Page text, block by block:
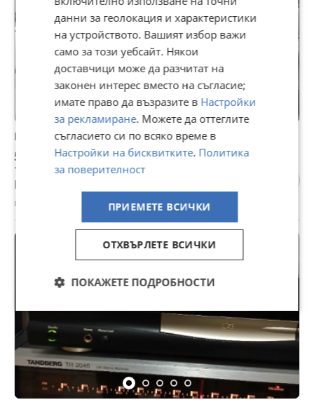
Honda Cr-v
52 €
101,70 лв
Не се начислява ДДС
гр. Баня, Пловдив, 07 август
данни за геолокация и характеристики
на устройството. Вашият избор важи
само за този уебсайт. Някои
доставчици може да разчитат на
законен интерес вместо на съгласие;
имате право да възразите в Настройки
за рекламиране. Можете да оттеглите
съгласието си по всяко време в
Настройки на бисквитките. Политика
за поверителност
ПРИЕМЕТЕ ВСИЧКИ
ОТХВЪРЛЕТЕ ВСИЧКИ
ПОКАЖЕТЕ ПОДРОБНОСТИ